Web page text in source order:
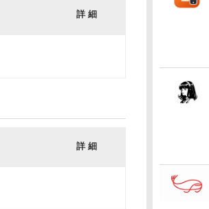
詳 細
詳 細